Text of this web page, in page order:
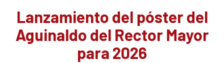
Lanzamiento del póster del
Aguinaldo del Rector Mayor
para 2026